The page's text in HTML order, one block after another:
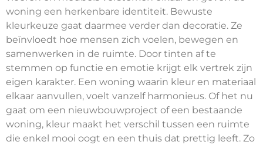
woning een herkenbare identiteit. Bewuste
kleurkeuze gaat daarmee verder dan decoratie. Ze
beïnvloedt hoe mensen zich voelen, bewegen en
samenwerken in de ruimte. Door tinten af te
stemmen op functie en emotie krijgt elk vertrek zijn
eigen karakter. Een woning waarin kleur en materiaal
elkaar aanvullen, voelt vanzelf harmonieus. Of het nu
gaat om een nieuwbouwproject of een bestaande
woning, kleur maakt het verschil tussen een ruimte
die enkel mooi oogt en een thuis dat prettig leeft. Zo